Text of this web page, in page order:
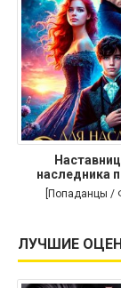
наследника
[Попаданцы /
ЛУЧШИЕ